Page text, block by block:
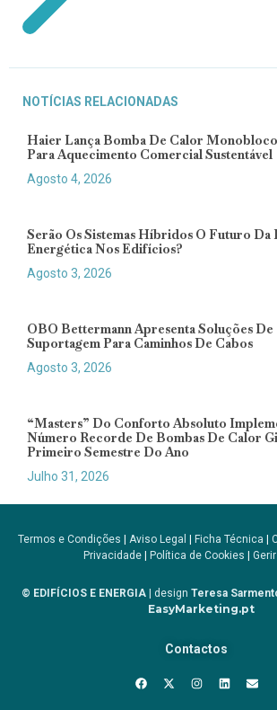
NOTÍCIAS RELACIONADAS
Haier Lança Bomba De Calor
Para Aquecimento Comercial Sustentável
Agosto 4, 2026
Serão Os Sistemas Híbridos O Futuro Da
Energética Nos Edifícios?
Agosto 3, 2026
OBO Bettermann Apresenta Soluções De
Suportagem Para Caminhos De Cabos
Agosto 3, 2026
“Masters” Do Conforto Absoluto
Número Recorde De Bombas De Calor
Primeiro Semestre Do Ano
Julho 31, 2026
Termos e Condições Aviso Legal Ficha Técnica
Privacidade| Política de Cookies
© EDIFÍCIOS E ENERGIA | design Teresa
EasyMarketing.pt
Contactos